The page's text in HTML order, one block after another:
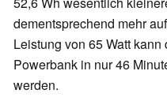
dementsprechend mehr
Leistung von 65 Watt
Powerbank in nur 46
werden.